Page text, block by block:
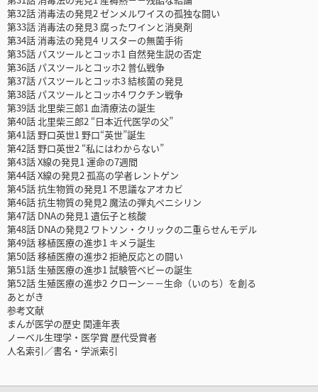
第32話 消毒法の発見2 ゼンメルワイスの孤独な闘い
第33話 消毒法の発見3 腐ったワインと消臭剤
第34話 消毒法の発見4 リスターの無菌手術
第35話 パスツールとコッホ1 自然発生説の否定
第36話 パスツールとコッホ2 普仏戦争
第37話 パスツールとコッホ3 結核菌の発見
第38話 パスツールとコッホ4 ワクチン戦争
第39話 北里柴三郎1 血清療法の誕生
第40話 北里柴三郎2 “日本近代医学の父”
第41話 野口英世1 野口“英世”誕生
第42話 野口英世2 “私にはわからない”
第43話 X線の発見1 運命の7週間
第44話 X線の発見2 孤高の学者レントゲン
第45話 抗生物質の発見1 不思議なアオカビ
第46話 抗生物質の発見2 魔法の弾丸ペニシリン
第47話 DNAの発見1 遺伝子と核酸
第48話 DNAの発見2 ワトソン・クリックの二重らせんモデル
第49話 移植医療の進歩1 キメラ誕生
第50話 移植医療の進歩2 拒絶反応との闘い
第51話 生殖医療の進歩1 試験管ベビーの誕生
第52話 生殖医療の進歩2 クローン－－生命（いのち）を創る
あとがき
参考文献
まんが医学の歴史 関連年表
ノーベル生理学・医学賞 歴代受賞者
人名索引／書名・学派索引